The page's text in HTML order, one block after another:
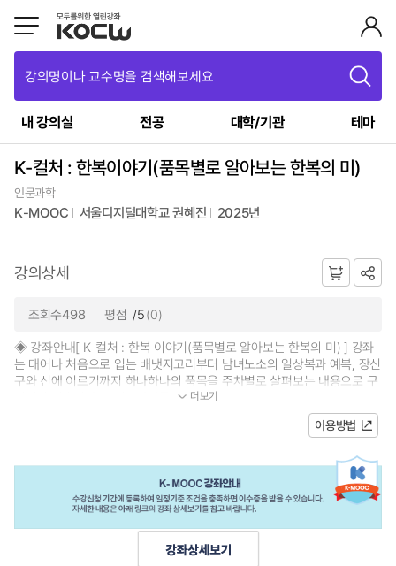
강의명이나 교수명을 검색해보세요
내 강의실 전공 대학/기관 테마
K-컬처 : 한복이야기(품목별로 알아보는 한복의 미)
인문과학
K-MOOC 서울디지털대학교 권혜진 2025년
강의상세
조회수498 평점 /5(0)
◈ 강좌안내[ K-컬처 : 한복 이야기(품목별로 알아보는 한복의 미) ] 강좌
는 태어나 처음으로 입는 배냇저고리부터 남녀노소의 일상복과 예복, 장신
구와 신에 이르기까지 하나하나의 품목을 주차별로 살펴보는 내용으로 구
성되어 있습니다. 국립중앙박물관과...더보기
이용방법